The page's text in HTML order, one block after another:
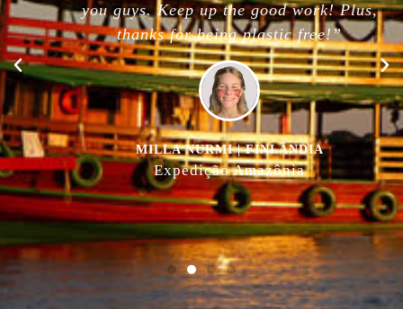
you guys. Keep up the good work! Plus,
thanks for being plastic free!”
MILLA NURMI | FINLÂNDIA
Expedição Amazônia